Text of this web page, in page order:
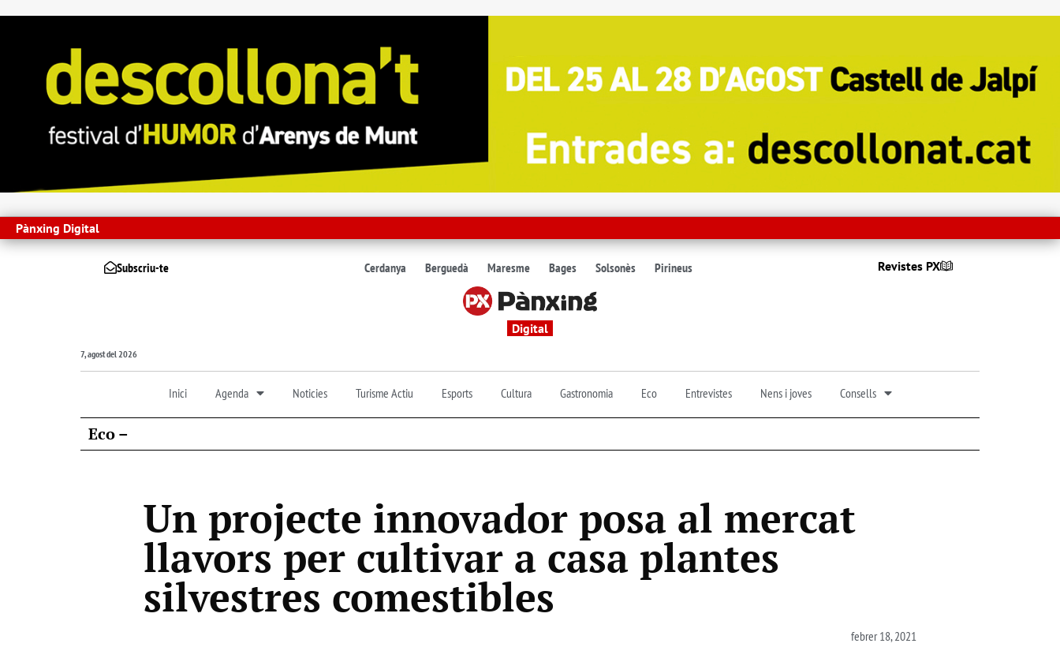
Pànxing Digital
Subscriu-te Cerdanya Berguedà Maresme Bages Solsonès Pirineus Revistes PX
Digital
7, agost del 2026
Inici Agenda Noticies Turisme Actiu Esports Cultura Gastronomia Eco Entrevistes Nens i joves Consells
Eco –
Un projecte innovador posa al mercat
llavors per cultivar a casa plantes
silvestres comestibles
febrer 18, 2021